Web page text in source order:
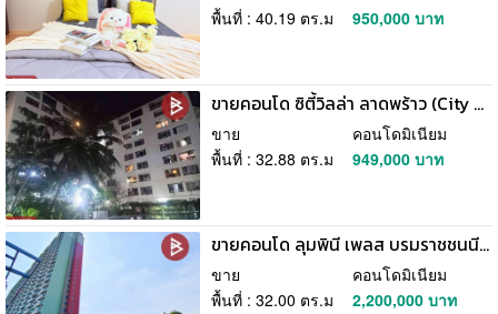
พื้นที่ : 40.19 ตร.ม
950,000 บาท
ขายคอนโด ซิตี้วิลล่า ลาดพร้าว (City Villa) กรุงเทพมหานคร
ขาย
คอนโดมิเนียม
พื้นที่ : 32.88 ตร.ม
949,000 บาท
ขายคอนโด ลุมพินี เพลส บรมราชชนนี-ปิ่นเกล้า (Lumpini Place Boromratchaconni-Pinklao) กรุงเทพมหานคร
ขาย
คอนโดมิเนียม
พื้นที่ : 32.00 ตร.ม
2,200,000 บาท